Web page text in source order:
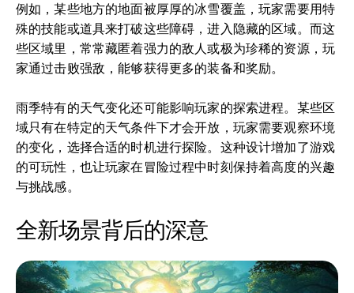
例如，某些地方的地面被厚厚的冰雪覆盖，玩家需要用特
殊的技能或道具来打破这些障碍，进入隐藏的区域。而这
些区域里，常常藏匿着强力的敌人或极为珍稀的资源，玩
家通过击败强敌，能够获得更多的装备和奖励。
雨季特有的天气变化还可能影响玩家的探索进程。某些区
域只有在特定的天气条件下才会开放，玩家需要观察环境
的变化，选择合适的时机进行探险。这种设计增加了游戏
的可玩性，也让玩家在冒险过程中时刻保持着高度的兴趣
与挑战感。
全新场景背后的深意